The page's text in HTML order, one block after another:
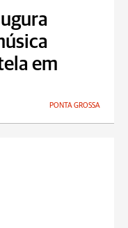
em
PONTA GROSSA